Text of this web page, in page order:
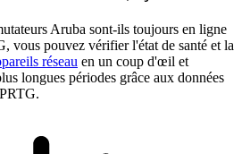
Aruba sont-ils toujours en ligne
vous pouvez vérifier l'état de santé et la
réseau en un coup d'œil et
longues périodes grâce aux données